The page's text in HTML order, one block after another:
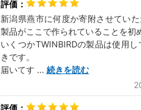
新潟県燕市に何度か寄附させてい
製品がここで作られていることを初
いくつかTWINBIRDの製品は使用
きです。
届いてす ... 続きを読む